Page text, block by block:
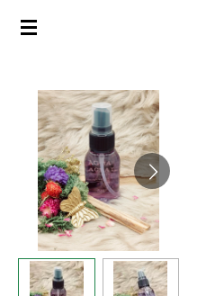
Ga
hoofdinhoud